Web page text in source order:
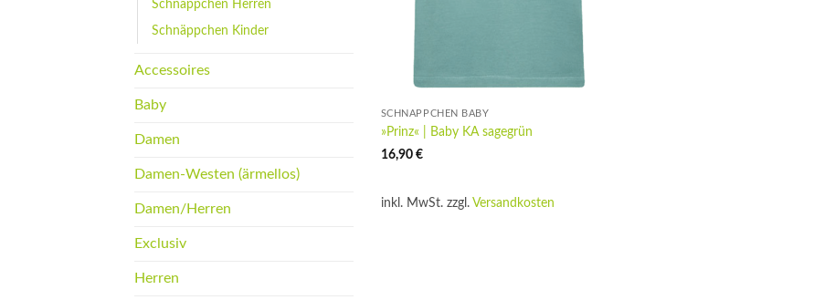
Schnäppchen Herren
Schnäppchen Kinder
Accessoires
Baby
Damen
Damen-Westen (ärmellos)
Damen/Herren
Exclusiv
Herren
SCHNÄPPCHEN BABY
»Prinz« | Baby KA sagegrün
16,90 €
inkl. MwSt. zzgl. Versandkosten